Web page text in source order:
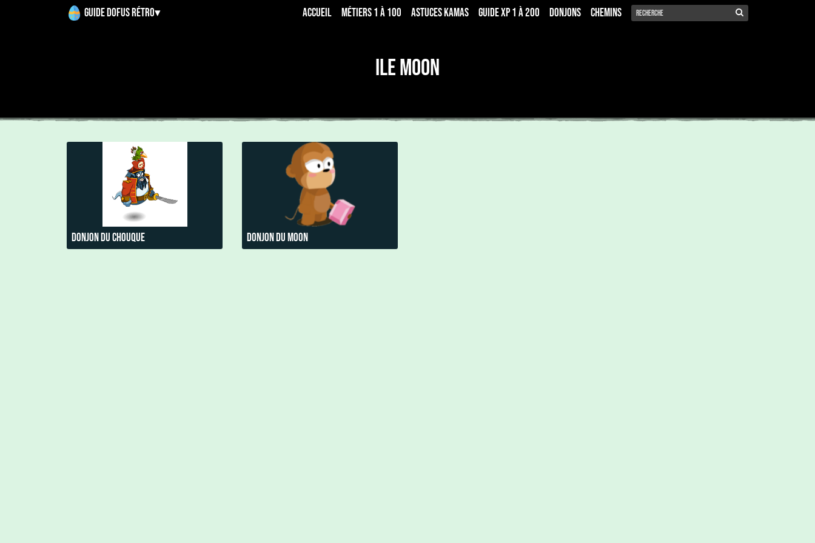
Guide Dofus Rétro▾ Accueil Métiers 1 à 100 Astuces Kamas Guide xp 1 à 200 Donjons Chemins
Ile Moon
Donjon du Chouque Donjon du moon